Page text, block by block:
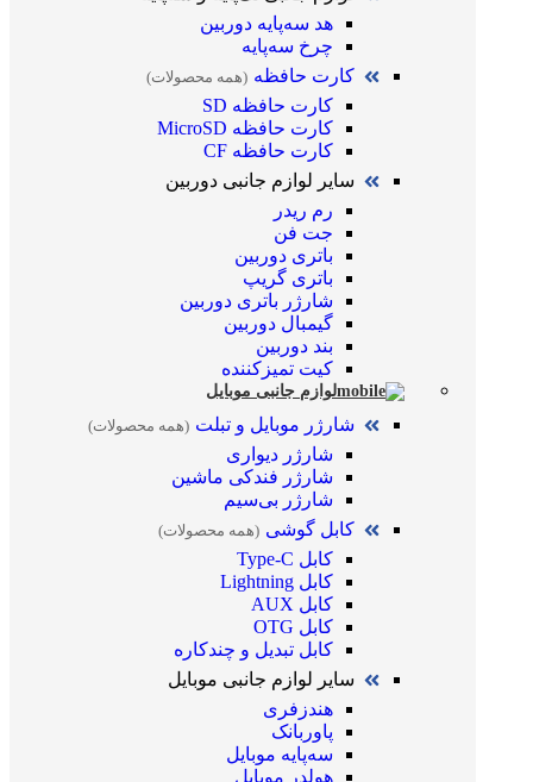
هد سه‌پایه دوربین
چرخ سه‌پایه
کارت حافظه (همه محصولات)
کارت حافظه SD
کارت حافظه MicroSD
کارت حافظه CF
سایر لوازم جانبی دوربین
رم ریدر
جت فن
باتری دوربین
باتری گریپ
شارژر باتری دوربین
گیمبال دوربین
بند دوربین
کیت تمیز‌کننده
لوازم جانبی موبایل
شارژر موبایل و تبلت (همه محصولات)
شارژر دیواری
شارژر فندکی ماشین
شارژر بی‌سیم
کابل گوشی (همه محصولات)
کابل Type-C
کابل Lightning
کابل AUX
کابل OTG
کابل تبدیل و چندکاره
سایر لوازم جانبی موبایل
هندزفری
پاوربانک
سه‌پایه موبایل
هولدر موبایل